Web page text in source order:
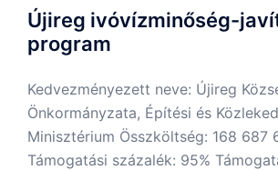
Újireg ivóvízminőség-
program
Kedvezményezett neve: Újireg
Önkormányzata, Építési és
Minisztérium Összköltség: 168 687
Támogatási százalék: 95%